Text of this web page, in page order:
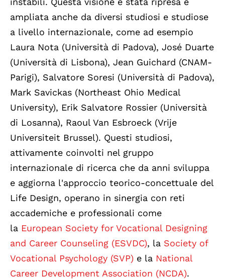
ampliata anche da diversi studiosi e studiose
a livello internazionale, come ad esempio
Laura Nota (Università di Padova), José Duarte
(Università di Lisbona), Jean Guichard (CNAM-
Parigi), Salvatore Soresi (Università di Padova),
Mark Savickas (Northeast Ohio Medical
University), Erik Salvatore Rossier (Università
di Losanna), Raoul Van Esbroeck (Vrije
Universiteit Brussel). Questi studiosi,
attivamente coinvolti nel gruppo
internazionale di ricerca che da anni sviluppa
e aggiorna l'approccio teorico-concettuale del
Life Design, operano in sinergia con reti
accademiche e professionali come
la European Society for Vocational Designing
and Career Counseling (ESVDC), la Society of
Vocational Psychology (SVP) e la National
Career Development Association (NCDA).